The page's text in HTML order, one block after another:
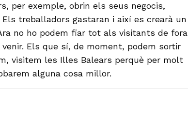
per exemple, obrin els seus negocis,
treballadors gastaran i així es crearà un
no ho podem fiar tot als visitants de fora
Els que sí, de moment, podem sortir
visitem les Illes Balears perquè per molt
alguna cosa millor.